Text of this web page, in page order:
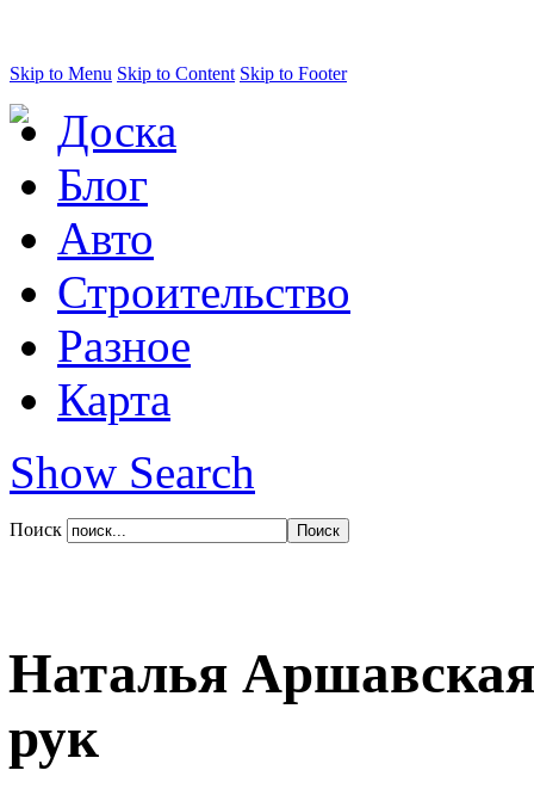
Skip to Menu Skip to Content Skip to Footer
Доска
Блог
Авто
Строительство
Разное
Карта
Show Search
Поиск
Наталья
рук